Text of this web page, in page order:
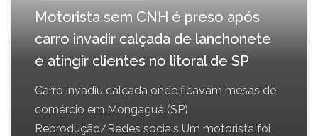
Motorista sem CNH é preso após
carro invadir calçada de lanchonete
e atingir clientes no litoral de SP
Carro invadiu calçada onde ficavam mesas de
comércio em Mongaguá (SP)
Reprodução/Redes sociais Um motorista foi